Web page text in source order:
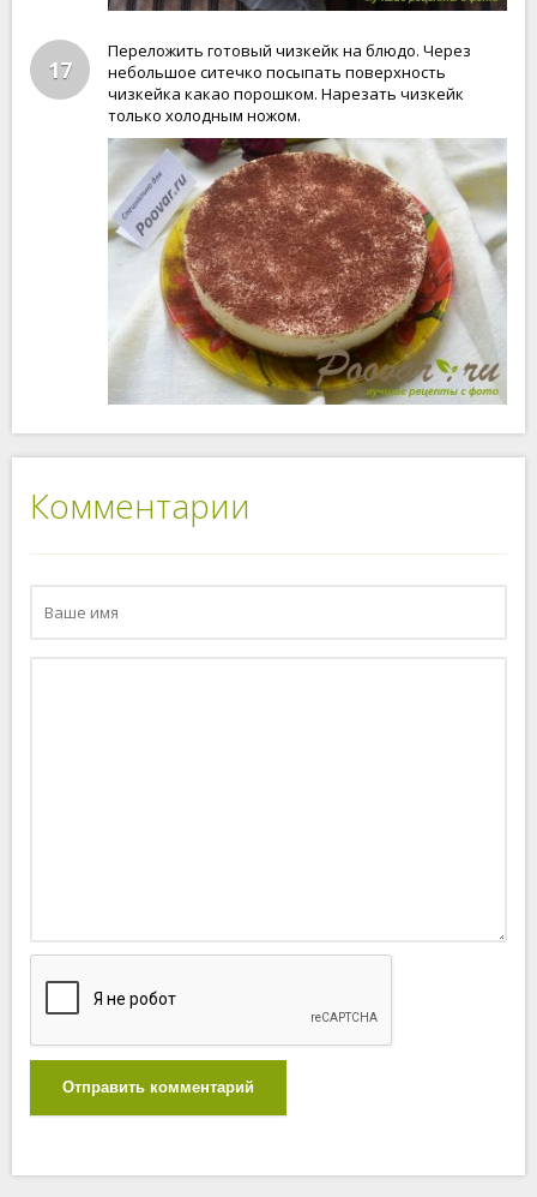
17
Переложить готовый чизкейк на блюдо. Через
небольшое ситечко посыпать поверхность
чизкейка какао порошком. Нарезать чизкейк
только холодным ножом.
Комментарии
Отправить комментарий